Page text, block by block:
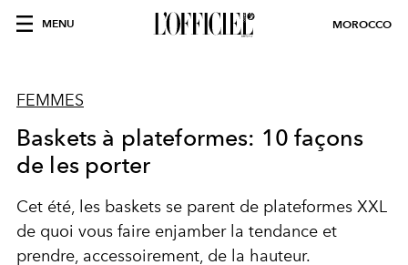
MENU MOROCCO
FEMMES
Baskets à plateformes: 10 façons
de les porter
Cet été, les baskets se parent de plateformes XXL
de quoi vous faire enjamber la tendance et
prendre, accessoirement, de la hauteur.